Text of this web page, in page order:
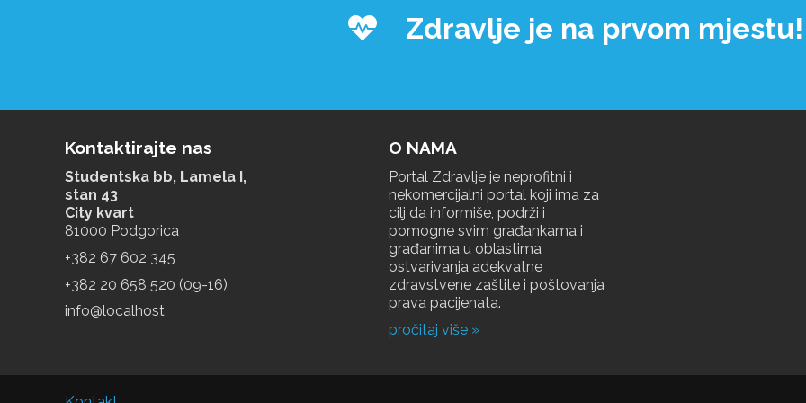
Zdravlje je na prvom
Kontaktirajte nas
Studentska bb, Lamela I,
stan 43
City kvart
81000 Podgorica
+‎382 67 602 345
+‎382 20 658 520 (09-16)
info@localhost
O NAMA
Portal Zdravlje je neprofitni i
nekomercijalni portal koji ima za
cilj da informiše, podrži i
pomogne svim građankama i
građanima u oblastima
ostvarivanja adekvatne
zdravstvene zaštite i poštovanja
prava pacijenata.
pročitaj više »